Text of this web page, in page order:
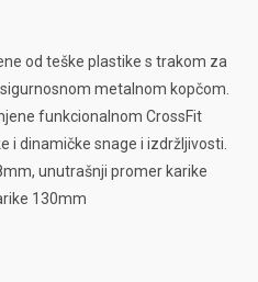
od teške plastike s trakom za
metalnom kopčom.
funkcionalnom CrossFit
i dinamičke snage i izdržljivosti.
unutrašnji promer karike
130mm